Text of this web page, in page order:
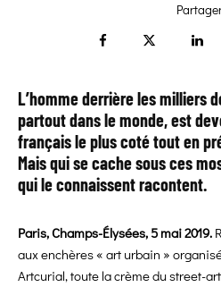
L’homme derrière les milliers
partout dans le monde, est
français le plus coté tout en
Mais qui se cache sous ces
qui le connaissent racontent.
Paris, Champs-Élysées, 5 mai 2019.
aux enchères « art urbain »
Artcurial, toute la crème du street-